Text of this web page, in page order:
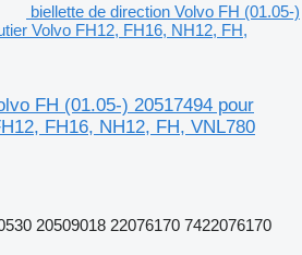
biellette de direction Volvo FH (01.05-)
Volvo FH12, FH16, NH12, FH,
FH (01.05-) 20517494 pour
FH16, NH12, FH, VNL780
20509018 22076170 7422076170